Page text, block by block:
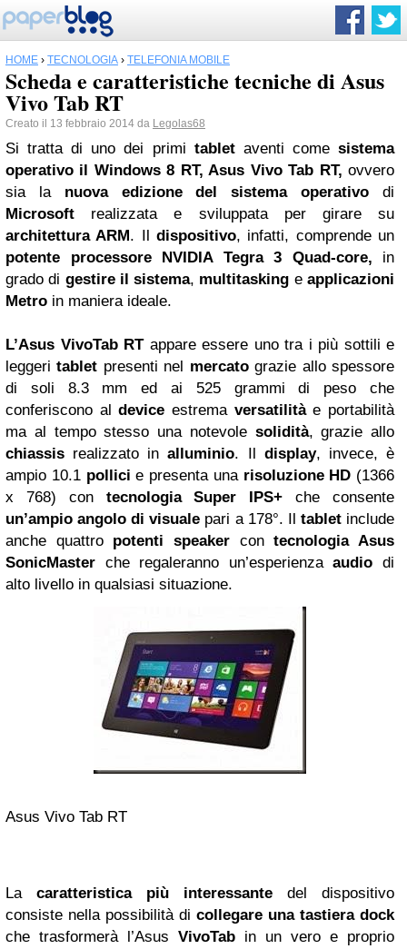
HOME › TECNOLOGIA › TELEFONIA MOBILE
Scheda e caratteristiche tecniche di Asus
Vivo Tab RT
Creato il 13 febbraio 2014 da Legolas68
Si tratta di uno dei primi tabletaventi comesistema
operativo il Windows 8 RT, Asus Vivo Tab RT, ovvero
sia la nuova edizione del sistema operativo di
Microsoft realizzata e sviluppata per girare su
architettura ARM. Ildispositivo, infatti, comprende un
potente processore NVIDIA Tegra 3 Quad-core, in
grado di gestire il sistema, multitasking eapplicazioni
Metro in maniera ideale.
L’Asus VivoTab RTappare essere uno tra i più sottili e
leggeritablet presenti nel mercatograzie allo spessore
di soli 8.3 mm ed ai 525 grammi di peso che
conferiscono aldevice estrema versatilitàe portabilità
ma al tempo stesso una notevole solidità, grazie allo
chiassis realizzato inalluminio. Il display, invece, è
ampio 10.1 pollici e presenta una risoluzione HD (1366
x 768) con tecnologia Super IPS+ che consente
un’ampio angolo di visuale pari a 178°. Il tabletinclude
anche quattro potenti speaker contecnologia Asus
SonicMaster che regaleranno un’esperienzaaudio di
alto livello in qualsiasi situazione.
Asus Vivo Tab RT
La caratteristica più interessante del dispositivo
consiste nella possibilità di collegare una tastiera dock
che trasformerà l’Asus VivoTab in un vero e proprio